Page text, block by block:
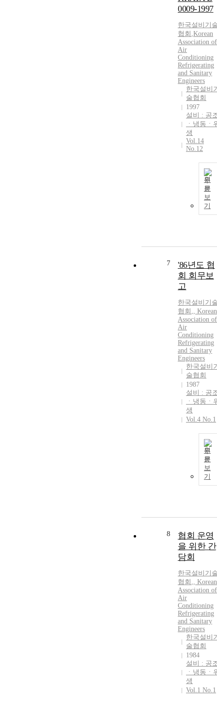
0009-1997
한국설비기
협회 ,Korean
Association of
Air
Conditioning
Refrigerating
and Sanitary
Engineers
한국설비
술협회
1997
설비 : 공
ㆍ냉동ㆍ
생
Vol.14
No.12
원
문
보
기
7
'86년도 협
회 회무보
고
한국설비기
협회 ,, Korean
Association of
Air
Conditioning
Refrigerating
and Sanitary
Engineers
한국설비
술협회
1987
설비 : 공
ㆍ냉동ㆍ
생
Vol.4 No.1
원
문
보
기
8
협회 운영
을 위한 간
담회
한국설비기
협회 ,, Korean
Association of
Air
Conditioning
Refrigerating
and Sanitary
Engineers
한국설비
술협회
1984
설비 : 공
ㆍ냉동ㆍ
생
Vol.1 No.1